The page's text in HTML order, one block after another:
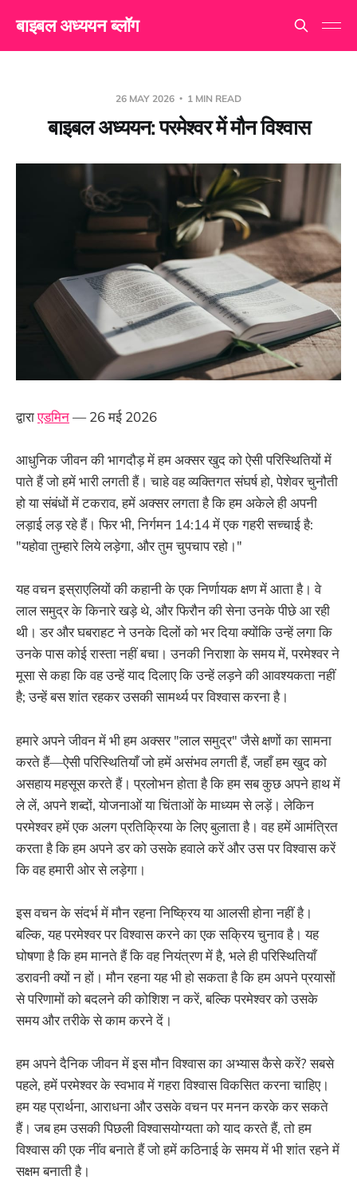
बाइबल अध्ययन ब्लॉग
26 MAY 2026 1 MIN READ
बाइबल अध्ययन: परमेश्वर में मौन विश्वास
द्वाराएडमिन— 26 मई 2026
आधुनिक जीवन की भागदौड़ में हम अक्सर खुद को ऐसी परिस्थितियों में
पाते हैं जो हमें भारी लगती हैं। चाहे वह व्यक्तिगत संघर्ष हो, पेशेवर चुनौती
हो या संबंधों में टकराव, हमें अक्सर लगता है कि हम अकेले ही अपनी
लड़ाई लड़ रहे हैं। फिर भी, निर्गमन 14:14 में एक गहरी सच्चाई है:
"यहोवा तुम्हारे लिये लड़ेगा, और तुम चुपचाप रहो।"
यह वचन इस्राएलियों की कहानी के एक निर्णायक क्षण में आता है। वे
लाल समुद्र के किनारे खड़े थे, और फिरौन की सेना उनके पीछे आ रही
थी। डर और घबराहट ने उनके दिलों को भर दिया क्योंकि उन्हें लगा कि
उनके पास कोई रास्ता नहीं बचा। उनकी निराशा के समय में, परमेश्वर ने
मूसा से कहा कि वह उन्हें याद दिलाए कि उन्हें लड़ने की आवश्यकता नहीं
है; उन्हें बस शांत रहकर उसकी सामर्थ्य पर विश्वास करना है।
हमारे अपने जीवन में भी हम अक्सर "लाल समुद्र" जैसे क्षणों का सामना
करते हैं—ऐसी परिस्थितियाँ जो हमें असंभव लगती हैं, जहाँ हम खुद को
असहाय महसूस करते हैं। प्रलोभन होता है कि हम सब कुछ अपने हाथ में
ले लें, अपने शब्दों, योजनाओं या चिंताओं के माध्यम से लड़ें। लेकिन
परमेश्वर हमें एक अलग प्रतिक्रिया के लिए बुलाता है। वह हमें आमंत्रित
करता है कि हम अपने डर को उसके हवाले करें और उस पर विश्वास करें
कि वह हमारी ओर से लड़ेगा।
इस वचन के संदर्भ में मौन रहना निष्क्रिय या आलसी होना नहीं है।
बल्कि, यह परमेश्वर पर विश्वास करने का एक सक्रिय चुनाव है। यह
घोषणा है कि हम मानते हैं कि वह नियंत्रण में है, भले ही परिस्थितियाँ
डरावनी क्यों न हों। मौन रहना यह भी हो सकता है कि हम अपने प्रयासों
से परिणामों को बदलने की कोशिश न करें, बल्कि परमेश्वर को उसके
समय और तरीके से काम करने दें।
हम अपने दैनिक जीवन में इस मौन विश्वास का अभ्यास कैसे करें? सबसे
पहले, हमें परमेश्वर के स्वभाव में गहरा विश्वास विकसित करना चाहिए।
हम यह प्रार्थना, आराधना और उसके वचन पर मनन करके कर सकते
हैं। जब हम उसकी पिछली विश्वासयोग्यता को याद करते हैं, तो हम
विश्वास की एक नींव बनाते हैं जो हमें कठिनाई के समय में भी शांत रहने में
सक्षम बनाती है।